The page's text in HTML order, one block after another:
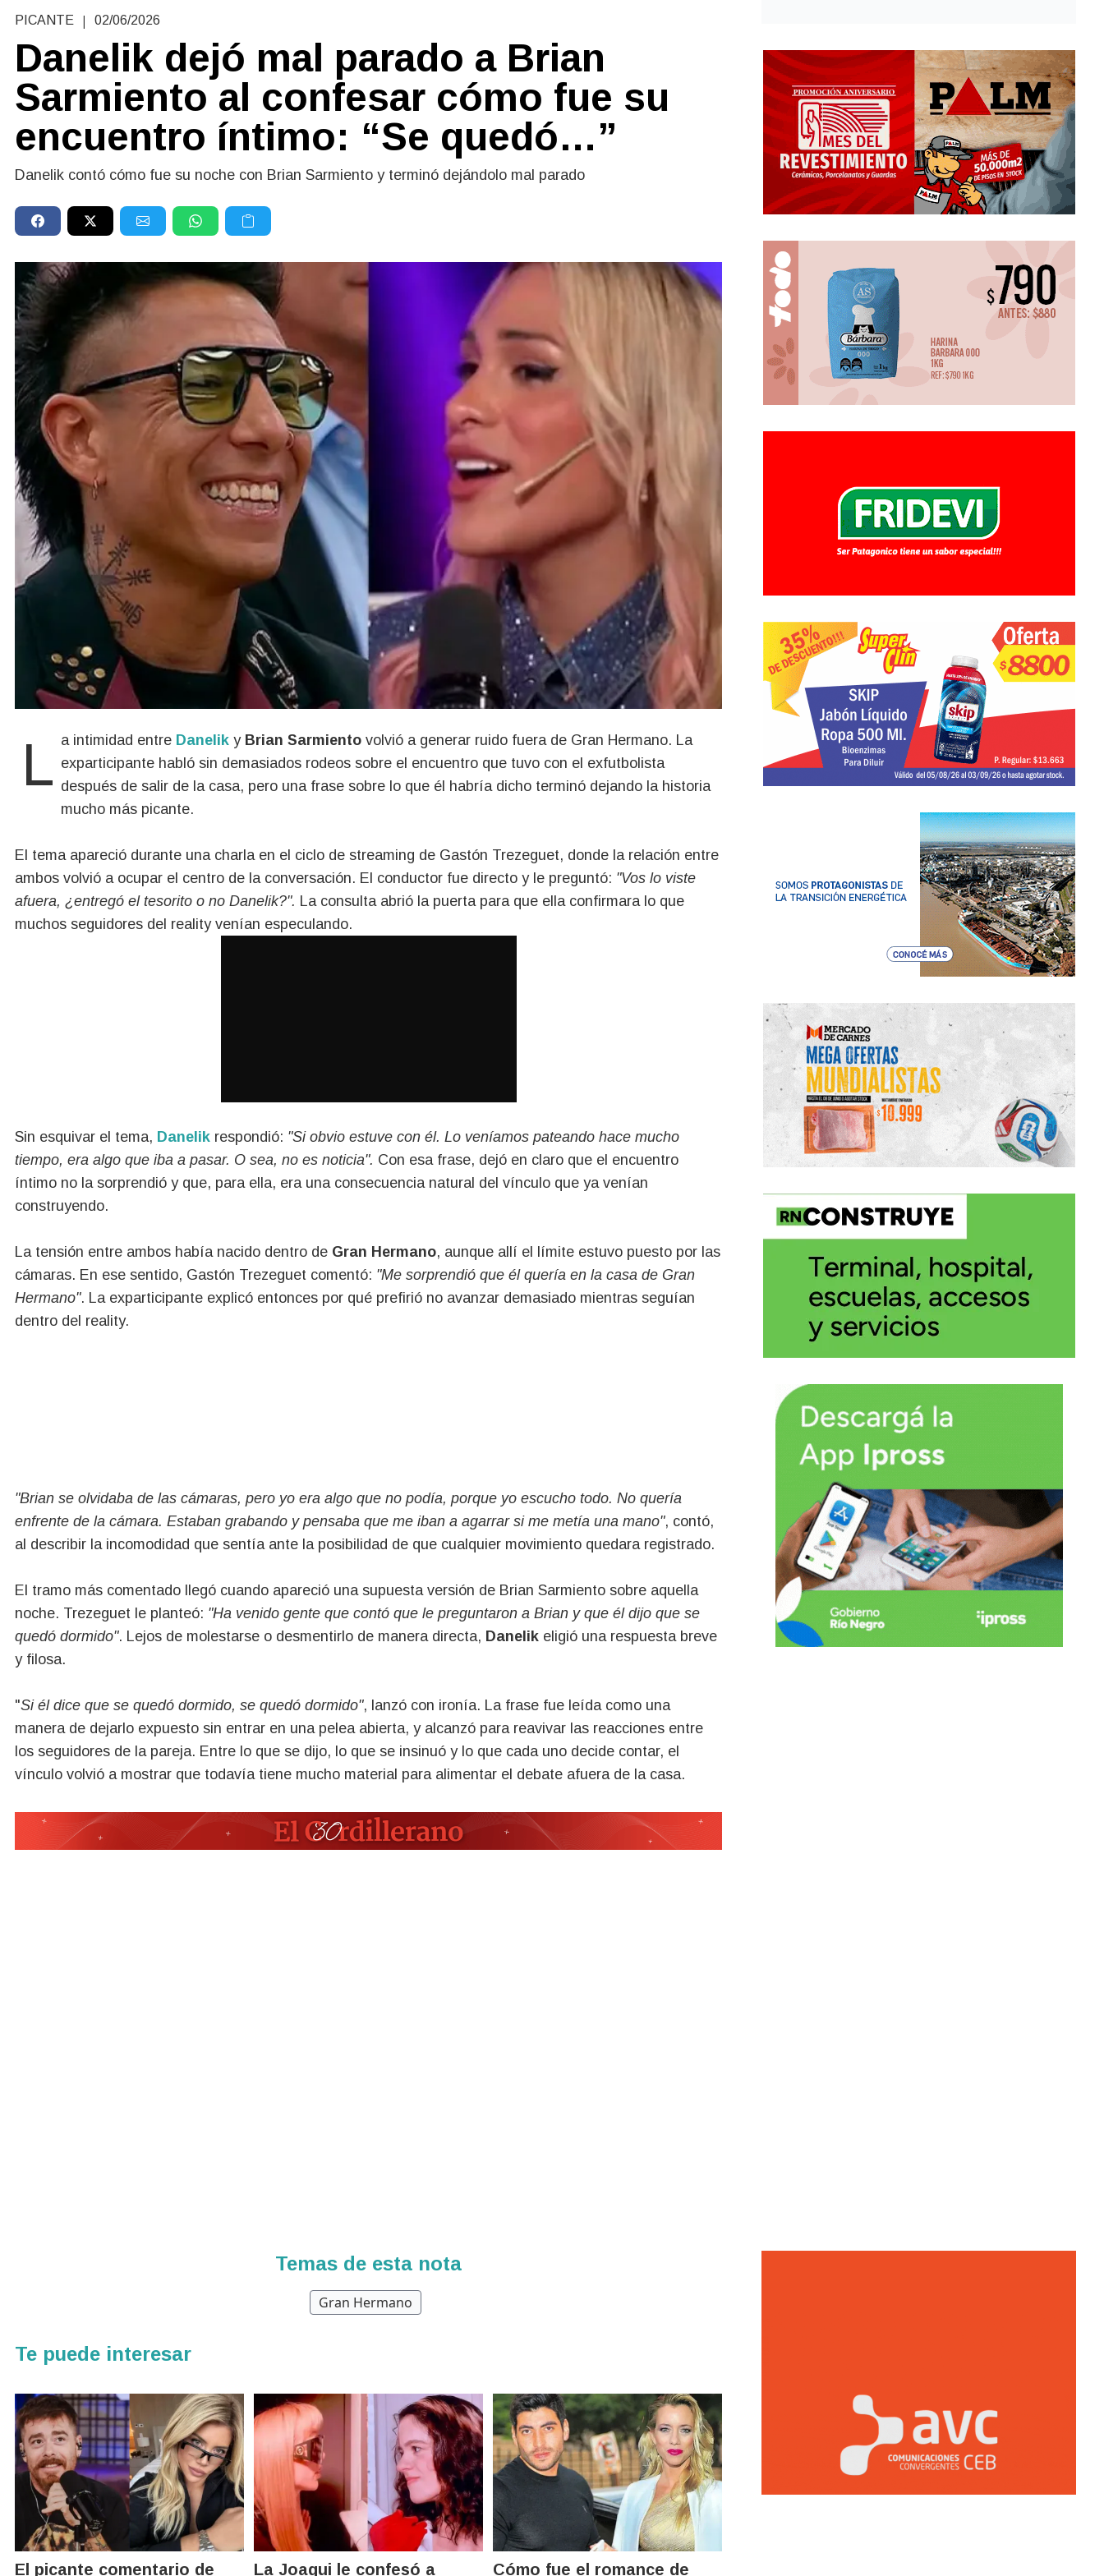
PICANTE | 02/06/2026
Danelik dejó mal parado a Brian
Sarmiento al confesar cómo fue su
encuentro íntimo: “Se quedó…”
Danelik contó cómo fue su noche con Brian Sarmiento y terminó dejándolo mal parado
La intimidad entre Danelik y Brian Sarmiento volvió a generar ruido fuera de Gran Hermano. La
exparticipante habló sin demasiados rodeos sobre el encuentro que tuvo con el exfutbolista
después de salir de la casa, pero una frase sobre lo que él habría dicho terminó dejando la historia
mucho más picante.
El tema apareció durante una charla en el ciclo de streaming de Gastón Trezeguet, donde la relación entre
ambos volvió a ocupar el centro de la conversación. El conductor fue directo y le preguntó: "Vos lo viste
afuera, ¿entregó el tesorito o no Danelik?". La consulta abrió la puerta para que ella confirmara lo que
muchos seguidores del reality venían especulando.
Sin esquivar el tema, Danelik respondió: "Si obvio estuve con él. Lo veníamos pateando hace mucho
tiempo, era algo que iba a pasar. O sea, no es noticia". Con esa frase, dejó en claro que el encuentro
íntimo no la sorprendió y que, para ella, era una consecuencia natural del vínculo que ya venían
construyendo.
La tensión entre ambos había nacido dentro de Gran Hermano, aunque allí el límite estuvo puesto por las
cámaras. En ese sentido, Gastón Trezeguet comentó: "Me sorprendió que él quería en la casa de Gran
Hermano". La exparticipante explicó entonces por qué prefirió no avanzar demasiado mientras seguían
dentro del reality.
"Brian se olvidaba de las cámaras, pero yo era algo que no podía, porque yo escucho todo. No quería
enfrente de la cámara. Estaban grabando y pensaba que me iban a agarrar si me metía una mano", contó,
al describir la incomodidad que sentía ante la posibilidad de que cualquier movimiento quedara registrado.
El tramo más comentado llegó cuando apareció una supuesta versión de Brian Sarmiento sobre aquella
noche. Trezeguet le planteó: "Ha venido gente que contó que le preguntaron a Brian y que él dijo que se
quedó dormido". Lejos de molestarse o desmentirlo de manera directa, Danelik eligió una respuesta breve
y filosa.
"Si él dice que se quedó dormido, se quedó dormido", lanzó con ironía. La frase fue leída como una
manera de dejarlo expuesto sin entrar en una pelea abierta, y alcanzó para reavivar las reacciones entre
los seguidores de la pareja. Entre lo que se dijo, lo que se insinuó y lo que cada uno decide contar, el
vínculo volvió a mostrar que todavía tiene mucho material para alimentar el debate afuera de la casa.
Temas de esta nota
Gran Hermano
Te puede interesar
El picante comentario de La Joaqui le confesó a Cómo fue el romance de